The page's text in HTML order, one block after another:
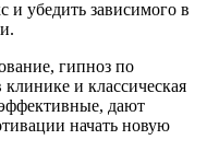
и убедить зависимого в
гипноз по
и классическая
дают
начать новую